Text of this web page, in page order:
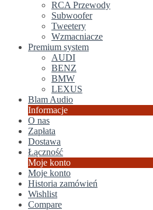
RCA Przewody
Subwoofer
Tweetery
Wzmacniacze
Premium system
AUDI
BENZ
BMW
LEXUS
Blam Audio
Informacje
O nas
Zapłata
Dostawa
Łączność
Moje konto
Moje konto
Historia zamówień
Wishlist
Compare